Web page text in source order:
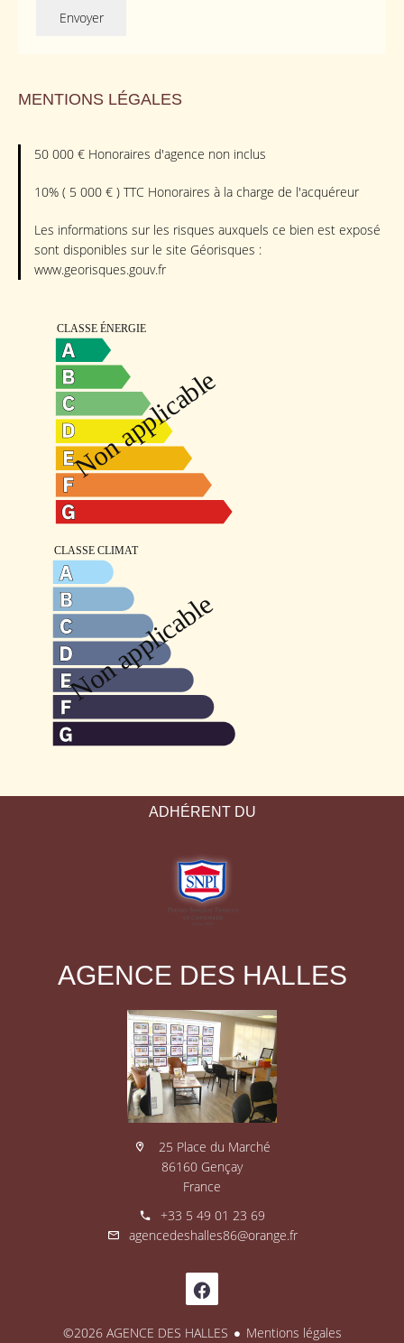
Envoyer
MENTIONS LÉGALES
50 000 € Honoraires d'agence non inclus
10% ( 5 000 € ) TTC Honoraires à la charge de l'acquéreur
Les informations sur les risques auxquels ce bien est exposé
sont disponibles sur le site Géorisques :
www.georisques.gouv.fr
ADHÉRENT DU
AGENCE DES HALLES
25 Place du Marché
86160 Gençay
France
+33 5 49 01 23 69
agencedeshalles86@orange.fr
©2026 AGENCE DES HALLES Mentions légales